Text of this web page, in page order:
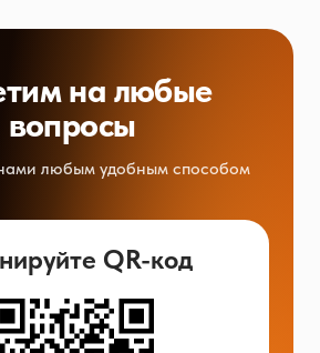
на любые
вопросы
любым удобным способом
QR-код